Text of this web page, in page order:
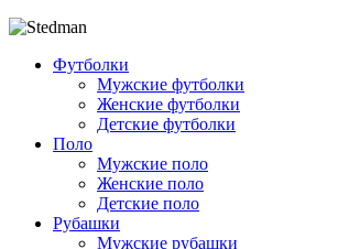
Футболки
Мужские футболки
Женские футболки
Детские футболки
Поло
Мужские поло
Женские поло
Детские поло
Рубашки
Мужские рубашки